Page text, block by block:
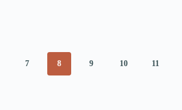
7 8 9 10 11